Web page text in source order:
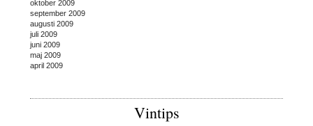
oktober 2009
september 2009
augusti 2009
juli 2009
juni 2009
maj 2009
april 2009
Vintips